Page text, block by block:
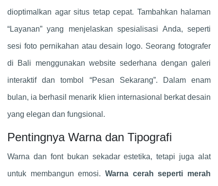
dioptimalkan agar situs tetap cepat. Tambahkan halaman
“Layanan” yang menjelaskan spesialisasi Anda, seperti
sesi foto pernikahan atau desain logo. Seorang fotografer
di Bali menggunakan website sederhana dengan galeri
interaktif dan tombol “Pesan Sekarang”. Dalam enam
bulan, ia berhasil menarik klien internasional berkat desain
yang elegan dan fungsional.
Pentingnya Warna dan Tipografi
Warna dan font bukan sekadar estetika, tetapi juga alat
untuk membangun emosi. Warna cerah seperti merah